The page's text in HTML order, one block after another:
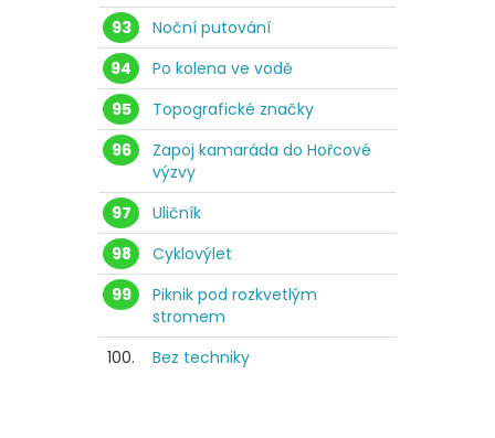
93
Noční putování
94
Po kolena ve vodě
95
Topografické značky
96
Zapoj kamaráda do Hořcové
výzvy
97
Uličník
98
Cyklovýlet
99
Piknik pod rozkvetlým
stromem
100.
Bez techniky